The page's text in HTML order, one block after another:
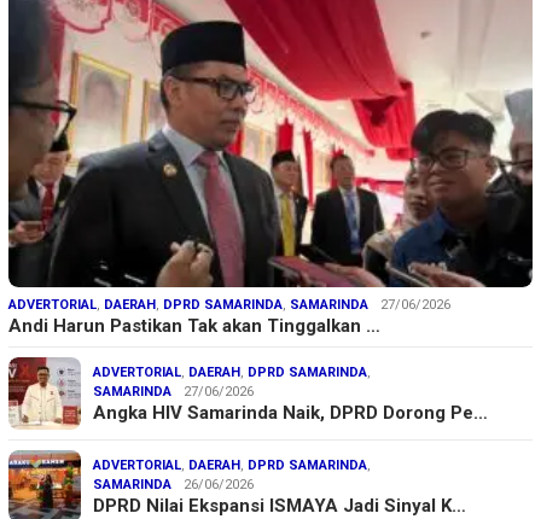
ADVERTORIAL, DAERAH , DPRD SAMARINDA, SAMARINDA 27/06/2026
Andi Harun Pastikan Tak akan Tinggalkan …
ADVERTORIAL, DAERAH , DPRD SAMARINDA,
SAMARINDA
27/06/2026
Angka HIV Samarinda Naik, DPRD Dorong Pe…
ADVERTORIAL, DAERAH , DPRD SAMARINDA,
SAMARINDA
26/06/2026
DPRD Nilai Ekspansi ISMAYA Jadi Sinyal K…